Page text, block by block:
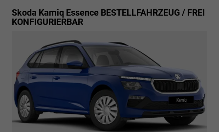
Skoda Kamiq Essence BESTELLFAHRZEUG / FREI
KONFIGURIERBAR